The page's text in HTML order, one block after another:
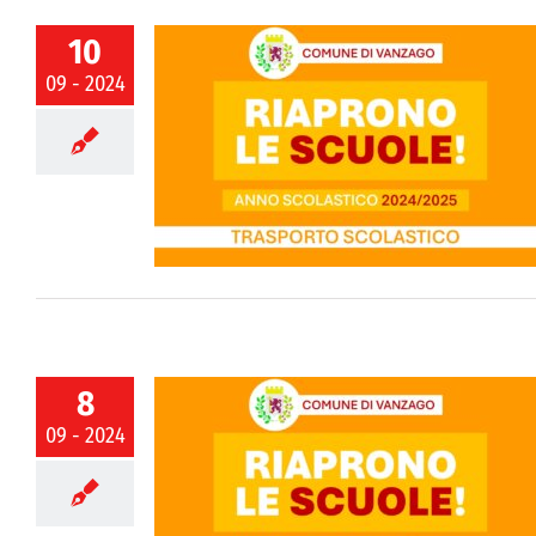
10
09 - 2024
e orari
8
09 - 2024
e orari di